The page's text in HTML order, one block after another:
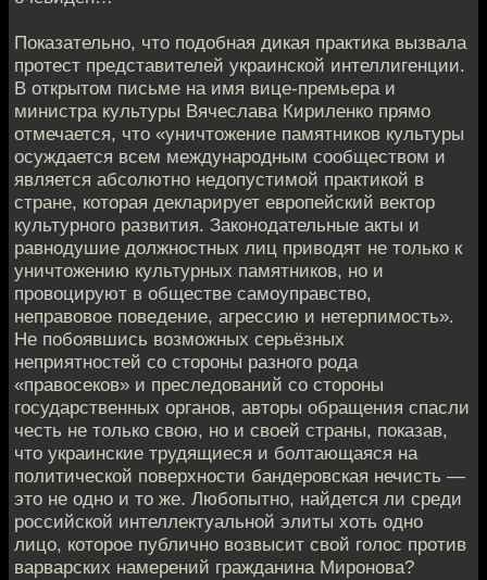
Показательно, что подобная дикая практика вызвала
протест представителей украинской интеллигенции.
В открытом письме на имя вице-премьера и
министра культуры Вячеслава Кириленко прямо
отмечается, что «уничтожение памятников культуры
осуждается всем международным сообществом и
является абсолютно недопустимой практикой в
стране, которая декларирует европейский вектор
культурного развития. Законодательные акты и
равнодушие должностных лиц приводят не только к
уничтожению культурных памятников, но и
провоцируют в обществе самоуправство,
неправовое поведение, агрессию и нетерпимость».
Не побоявшись возможных серьёзных
неприятностей со стороны разного рода
«правосеков» и преследований со стороны
государственных органов, авторы обращения спасли
честь не только свою, но и своей страны, показав,
что украинские трудящиеся и болтающаяся на
политической поверхности бандеровская нечисть —
это не одно и то же. Любопытно, найдется ли среди
российской интеллектуальной элиты хоть одно
лицо, которое публично возвысит свой голос против
варварских намерений гражданина Миронова?